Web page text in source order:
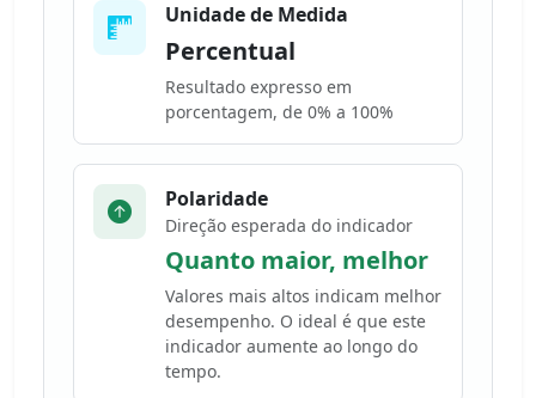
Unidade de Medida
Percentual
Resultado expresso em
porcentagem, de 0% a 100%
Polaridade
Direção esperada do indicador
Quanto maior, melhor
Valores mais altos indicam melhor
desempenho. O ideal é que este
indicador aumente ao longo do
tempo.